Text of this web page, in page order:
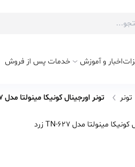
اخبار و آموزش خدمات پس از فروش
تونر تونر اورجینال کونیکا مینولتا مدل TN-627 زرد